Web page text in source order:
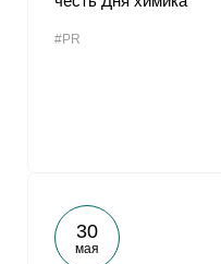
#PR
30
мая